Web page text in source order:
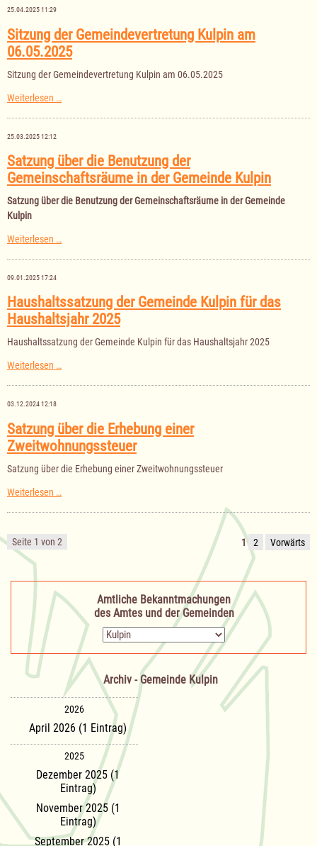
25.04.2025 11:29
Sitzung der Gemeindevertretung Kulpin am
06.05.2025
Sitzung der Gemeindevertretung Kulpin am 06.05.2025
Weiterlesen …
Gemeindevertretung
06.05.2025
25.03.2025 12:12
Satzung über die Benutzung der
Gemeinschaftsräume in der Gemeinde Kulpin
Satzung über die Benutzung der Gemeinschaftsräume in der Gemeinde
Kulpin
Weiterlesen …
die
Gemeinschaftsräume
in
der
Gemeinde
Kulpin
09.01.2025 17:24
Haushaltssatzung der Gemeinde Kulpin für das
Haushaltsjahr 2025
Haushaltssatzung der Gemeinde Kulpin für das Haushaltsjahr 2025
Weiterlesen …Haushaltssatzung
Gemeinde
das
Haushaltsjahr
2025
03.12.2024 12:18
Satzung über die Erhebung einer
Zweitwohnungssteuer
Satzung über die Erhebung einer Zweitwohnungssteuer
Weiterlesen …
die
einer
Zweitwohnungssteuer
Seite 1 von 2 1 2 Vorwärts
Amtliche Bekanntmachungen
des Amtes und der Gemeinden
Zielseite
Archiv - Gemeinde Kulpin
2026
April 2026 (1 Eintrag)
2025
Dezember 2025 (1
Eintrag)
November 2025 (1
Eintrag)
September 2025 (1